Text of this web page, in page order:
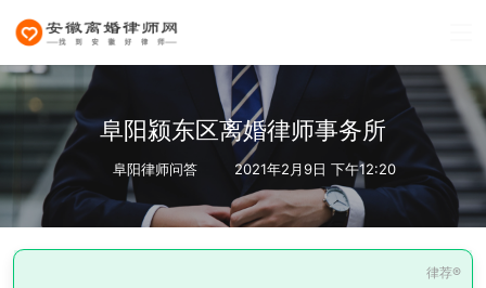
阜阳颍东区离婚律师事务所
阜阳律师问答 2021年2月9日 下午12:20